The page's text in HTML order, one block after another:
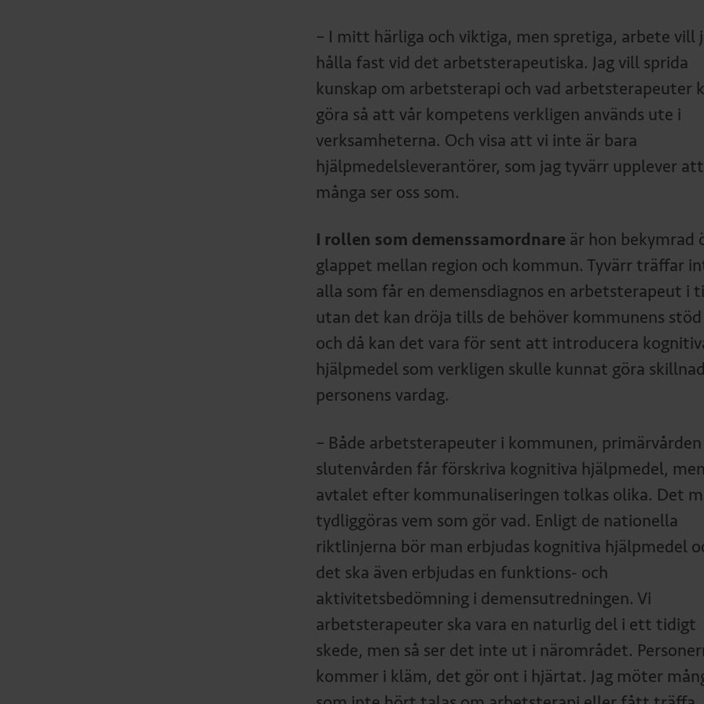
– I mitt härliga och viktiga, men spretiga, arbete vill
hålla fast vid det arbetsterapeutiska. Jag vill sprida
kunskap om arbetsterapi och vad arbetsterapeuter
göra så att vår kompetens verkligen används ute i
verksamheterna. Och visa att vi inte är bara
hjälpmedelsleverantörer, som jag tyvärr upplever att
många ser oss som.
I rollen som demenssamordnare är hon bekymrad
glappet mellan region och kommun. Tyvärr träffar
alla som får en demensdiagnos en arbetsterapeut i
utan det kan dröja tills de behöver kommunens stöd
och då kan det vara för sent att introducera
hjälpmedel som verkligen skulle kunnat göra
personens vardag.
– Både arbetsterapeuter i kommunen,
slutenvården får förskriva kognitiva hjälpmedel, men
avtalet efter kommunaliseringen tolkas olika. Det
tydliggöras vem som gör vad. Enligt de nationella
riktlinjerna bör man erbjudas kognitiva hjälpmedel
det ska även erbjudas en funktions- och
aktivitetsbedömning i demensutredningen. Vi
arbetsterapeuter ska vara en naturlig del i ett tidigt
skede, men så ser det inte ut i närområdet.
kommer i kläm, det gör ont i hjärtat. Jag möter